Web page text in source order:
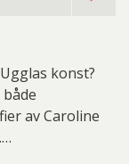
konst?
av Caroline